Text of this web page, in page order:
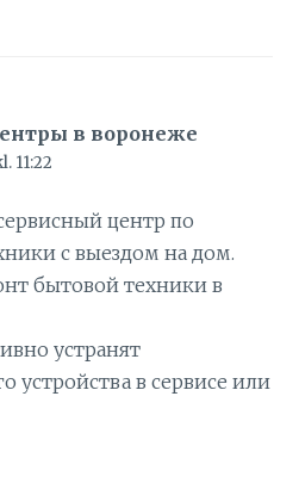
в воронеже
11:22
центр по
с выездом на дом.
бытовой техники в
устранят
устройства в сервисе или